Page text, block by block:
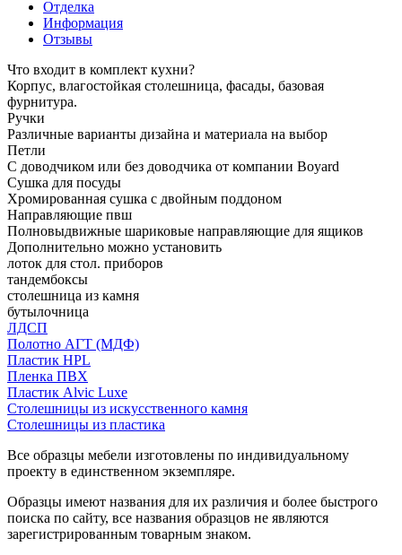
Отделка
Информация
Отзывы
Что входит в комплект кухни?
Корпус, влагостойкая столешница, фасады, базовая
фурнитура.
Ручки
Различные варианты дизайна и материала на выбор
Петли
С доводчиком или без доводчика от компании Boyard
Сушка для посуды
Хромированная сушка с двойным поддоном
Направляющие пвш
Полновыдвижные шариковые направляющие для ящиков
Дополнительно можно установить
лоток для стол. приборов
тандембоксы
столешница из камня
бутылочница
ЛДСП
Полотно АГТ (МДФ)
Пластик HPL
Пленка ПВХ
Пластик Alvic Luxe
Столешницы из искусственного камня
Столешницы из пластика
Все образцы мебели изготовлены по индивидуальному
проекту в единственном экземпляре.
Образцы имеют названия для их различия и более быстрого
поиска по сайту, все названия образцов не являются
зарегистрированным товарным знаком.